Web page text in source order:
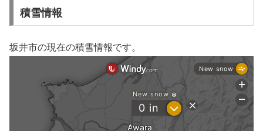
積雪情報
坂井市の現在の積雪情報です。